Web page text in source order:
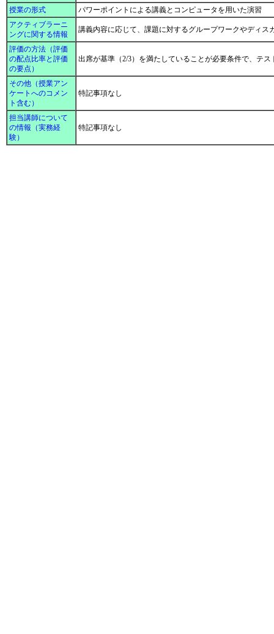
授業の形式
パワーポイントによる講義とコンピュータを用いた演習
アクティブラーニ
ングに関する情報
講義内容に応じて、課題に対するグループワークやディ
評価の方法（評価
の配点比率と評価
の要点）
出席が基準（2/3）を満たしていることが必要条件で、テ
その他（授業アン
ケートへのコメン
ト含む）
特記事項なし
担当講師について
の情報（実務経
験）
特記事項なし